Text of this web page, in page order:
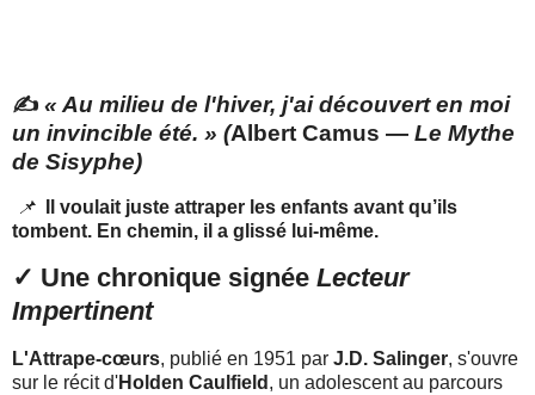
✍️ « Au milieu de l'hiver, j'ai découvert en moi
un invincible été. » (Albert Camus — Le Mythe
de Sisyphe)
📌
Il voulait juste attraper les enfants avant qu’ils
tombent. En chemin, il a glissé lui-même.
✓ Une chronique signée Lecteur
Impertinent
L'Attrape-cœurs, publié en 1951 par J.D. Salinger, s'ouvre
sur le récit d'Holden Caulfield , un adolescent au parcours